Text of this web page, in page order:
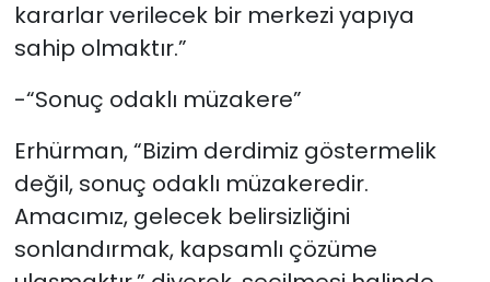
kararlar verilecek bir merkezi yapıya
sahip olmaktır.”
-“Sonuç odaklı müzakere”
Erhürman, “Bizim derdimiz göstermelik
değil, sonuç odaklı müzakeredir.
Amacımız, gelecek belirsizliğini
sonlandırmak, kapsamlı çözüme